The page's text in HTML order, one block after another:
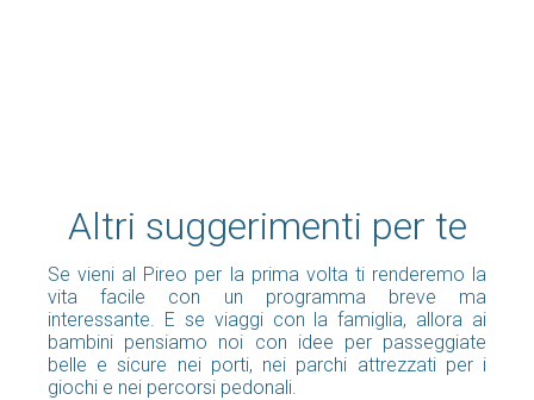
Altri suggerimenti per te
Se vieni al Pireo per la prima volta ti renderemo la
vita facile con un programma breve ma
interessante. E se viaggi con la famiglia, allora ai
bambini pensiamo noi con idee per passeggiate
belle e sicure nei porti, nei parchi attrezzati per i
giochi e nei percorsi pedonali.